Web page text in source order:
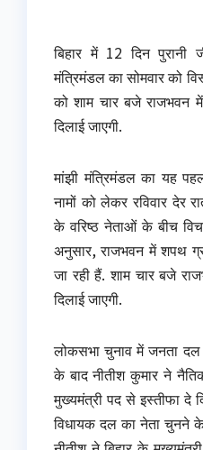
बिहार में 12 दिन पुरानी
मंत्रिमंडल का सोमवार को
को शाम चार बजे राजभवन
दिलाई जाएगी.
मांझी मंत्रिमंडल का यह
नामों को लेकर रविवार देर
के वरिष्ठ नेताओं के बीच
अनुसार, राजभवन में शपथ
जा रही हैं. शाम चार बजे
दिलाई जाएगी.
लोकसभा चुनाव में जनता
के बाद नीतीश कुमार ने
मुख्यमंत्री पद से इस्तीफा दे
विधायक दल का नेता चुनने